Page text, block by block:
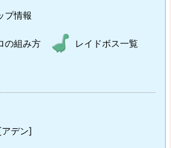
プ情報
の組み方 レイドボス一覧
デン]